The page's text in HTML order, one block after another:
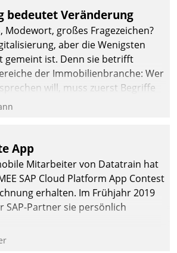
und
bedeutet Veränderung
Modewort, großes Fragezeichen?
aber die Wenigsten
gemeint ist. Denn sie betrifft
der Immobilienbranche: Wer
will, muss zuerst Begriffe
ist die betriebliche Optimierung:
optimierte und automatisierte
darf nicht zu viel erwarten: Allein
einer neuen Software ist es nicht
erfordert von Unternehmen
zu überprüfen, zu hinterfragen
App
Mitarbeiter von Datatrain hat
SAP Cloud Platform App Contest
erhalten. Im Frühjahr 2019
SAP-Partner sie persönlich